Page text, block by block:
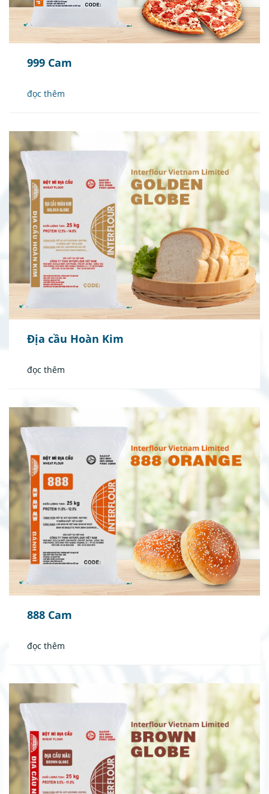
999 Cam
đọc thêm
Địa cầu Hoàn Kim
đọc thêm
888 Cam
đọc thêm